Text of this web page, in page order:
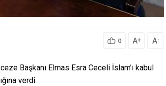
0 A+ A-
Başkanı Elmas Esra Ceceli İslam’ı kabul
verdi.